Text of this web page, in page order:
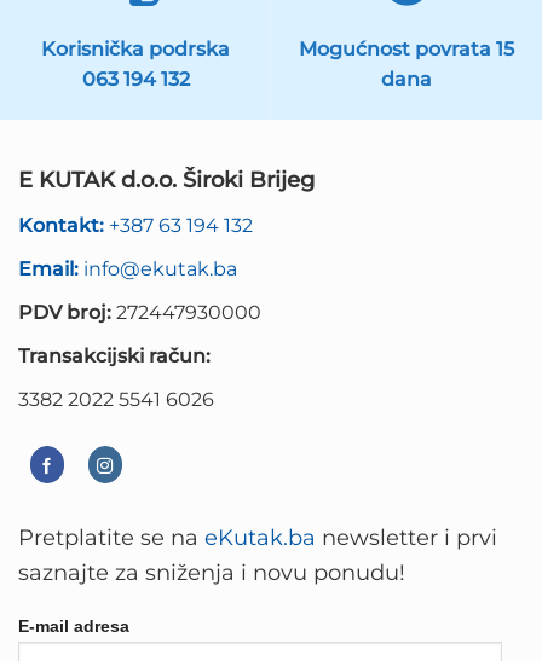
Korisnička podrska
063 194 132
Mogućnost povrata 15
dana
E KUTAK d.o.o. Široki Brijeg
Kontakt: +387 63 194 132
Email: info@ekutak.ba
PDV broj: 272447930000
Transakcijski račun:
3382 2022 5541 6026
Pretplatite se na eKutak.ba newsletter i prvi
saznajte za sniženja i novu ponudu!
E-mail adresa